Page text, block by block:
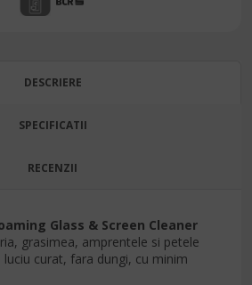
DESCRIERE
SPECIFICATII
RECENZII
Glass & Screen Cleaner
grasimea, amprentele si petele
luciu curat, fara dungi, cu minim